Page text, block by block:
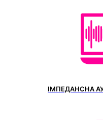
ІМПЕДАНСНА